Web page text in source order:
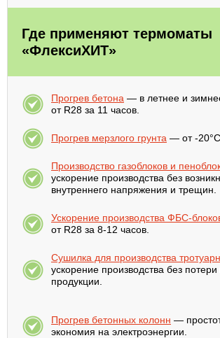
Где применяют термоматы
«ФлексиХИТ»
Прогрев бетона — в летнее и
от R28 за 11 часов.
Прогрев мерзлого грунта — от -20°С
Производство газоблоков и
ускорение производства без
внутреннего напряжения и трещин.
Ускорение производства ФБС-
от R28 за 8-12 часов.
Сушилка для производства
ускорение производства без потери
продукции.
Прогрев бетонных колонн —
экономия на электроэнергии.